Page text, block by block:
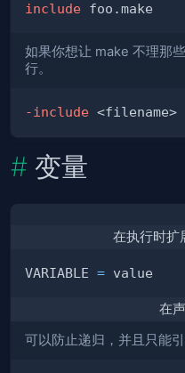
include
如果你想让 make 不理那
行。
-include
变量
在执行时扩
VARIABLE =
在
可以防止递归，并且只能